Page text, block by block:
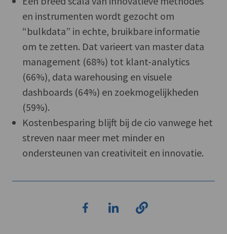
en instrumenten wordt gezocht om
“bulkdata” in echte, bruikbare informatie
om te zetten. Dat varieert van master data
management (68%) tot klant-analytics
(66%), data warehousing en visuele
dashboards (64%) en zoekmogelijkheden
(59%).
Kostenbesparing blijft bij de cio vanwege het
streven naar meer met minder en
ondersteunen van creativiteit en innovatie.